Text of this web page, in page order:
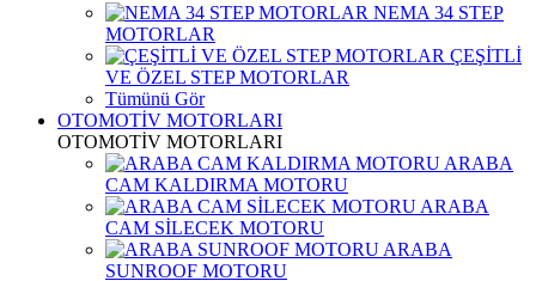
NEMA 34 STEP
MOTORLAR
ÇEŞİTLİ
VE ÖZEL STEP MOTORLAR
Tümünü Gör
OTOMOTİV MOTORLARI
OTOMOTİV MOTORLARI
ARABA
CAM KALDIRMA MOTORU
ARABA
CAM SİLECEK MOTORU
ARABA
SUNROOF MOTORU